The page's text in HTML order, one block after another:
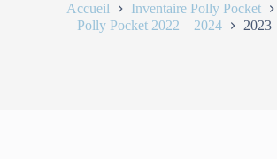
Accueil
Inventaire Polly Pocket
Polly Pocket 2022 – 2024
2023